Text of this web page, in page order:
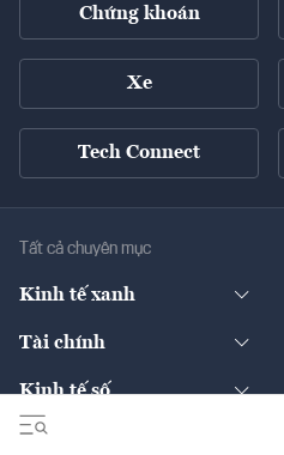
Chứng khoán
Xe
Tech Connect
Tất cả chuyên mục
Kinh tế xanh
Tài chính
Ngân hàng
Thị trường vốn
Kinh tế số
Sản phẩm - Thị trường
Bất động sản